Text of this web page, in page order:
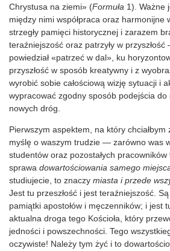
Chrystusa na ziemi» (Formuła 1). Ważne
między nimi współpraca oraz harmonijne
strzegły pamięci historycznej i zarazem
teraźniejszość oraz patrzyły w
powiedział «patrzeć w dal», ku
przyszłość w sposób kreatywny i z
wyrobić sobie całościową wizję sytuacji i
wypracować zgodny sposób podejścia
nowych dróg.
Pierwszym aspektem, na który
myślę o waszym trudzie — zarówno was
studentów oraz pozostałych
sprawa dowartościowania samego
studiujecie, to znaczy miasta i przede
Jest tu przeszłość i jest teraźniejszość.
pamiątki apostołów i męczenników; i jest
aktualna droga tego Kościoła, który
jedności i powszechności. Tego
oczywiste! Należy tym żyć i to